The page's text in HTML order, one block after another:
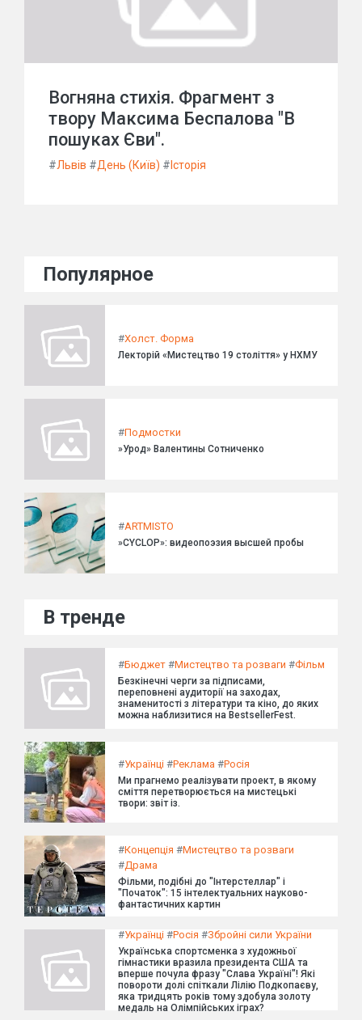
Вогняна стихія. Фрагмент з
твору Максима Беспалова "В
пошуках Єви".
#Львів #День (Київ) # Історія
Популярное
#Холст. Форма
Лекторій «Мистецтво 19 століття» у НХМУ
#Подмостки
»Урод» Валентины Сотниченко
#ARTMISTO
»CYCLOP»: видеопоэзия высшей пробы
В тренде
#Бюджет #Мистецтво та розваги #Фільм
Безкінечні черги за підписами,
переповнені аудиторії на заходах,
знаменитості з літератури та кіно, до яких
можна наблизитися на BestsellerFest.
#Українці #Реклама #Росія
Ми прагнемо реалізувати проект, в якому
сміття перетворюється на мистецькі
твори: звіт із.
#Концепція #Мистецтво та розваги
#Драма
Фільми, подібні до "Інтерстеллар" і
"Початок": 15 інтелектуальних науково-
фантастичних картин
#Українці #Росія #Збройні сили України
Українська спортсменка з художньої
гімнастики вразила президента США та
вперше почула фразу "Слава Україні"! Які
повороти долі спіткали Лілію Подкопаєву,
яка тридцять років тому здобула золоту
медаль на Олімпійських іграх?